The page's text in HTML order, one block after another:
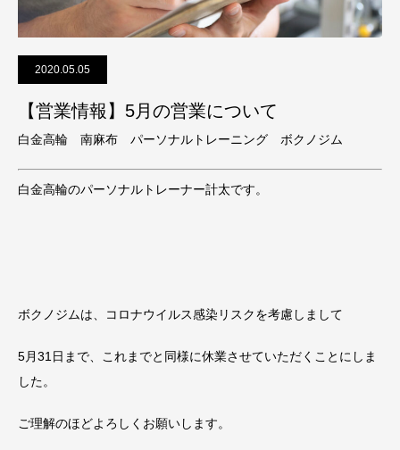
2020.05.05
【営業情報】5月の営業について
白金高輪 南麻布 パーソナルトレーニング ボクノジム
白金高輪のパーソナルトレーナー計太です。
ボクノジムは、コロナウイルス感染リスクを考慮しまして
5月31日まで、これまでと同様に休業させていただくことにしま
した。
ご理解のほどよろしくお願いします。